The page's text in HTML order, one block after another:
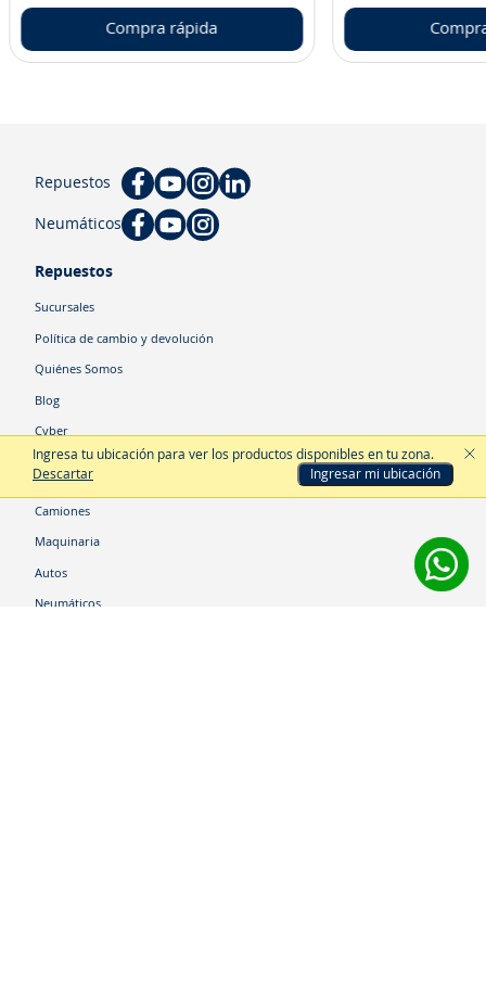
Ingresa tu ubicación para ver los productos disponibles en tu zona.
Descartar
Ingresar mi ubicación
Compra rápida
Repuestos
Neumáticos
Repuestos
Sucursales
Política de cambio y devolución
Quiénes Somos
Blog
Cyber
Categorías
Camiones
Maquinaria
Autos
Neumáticos